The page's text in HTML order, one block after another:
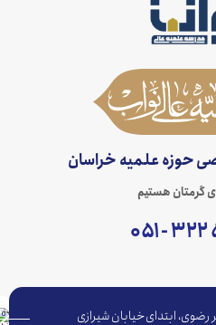
علمیه خراسان
هستیم
خیابان شیرازی